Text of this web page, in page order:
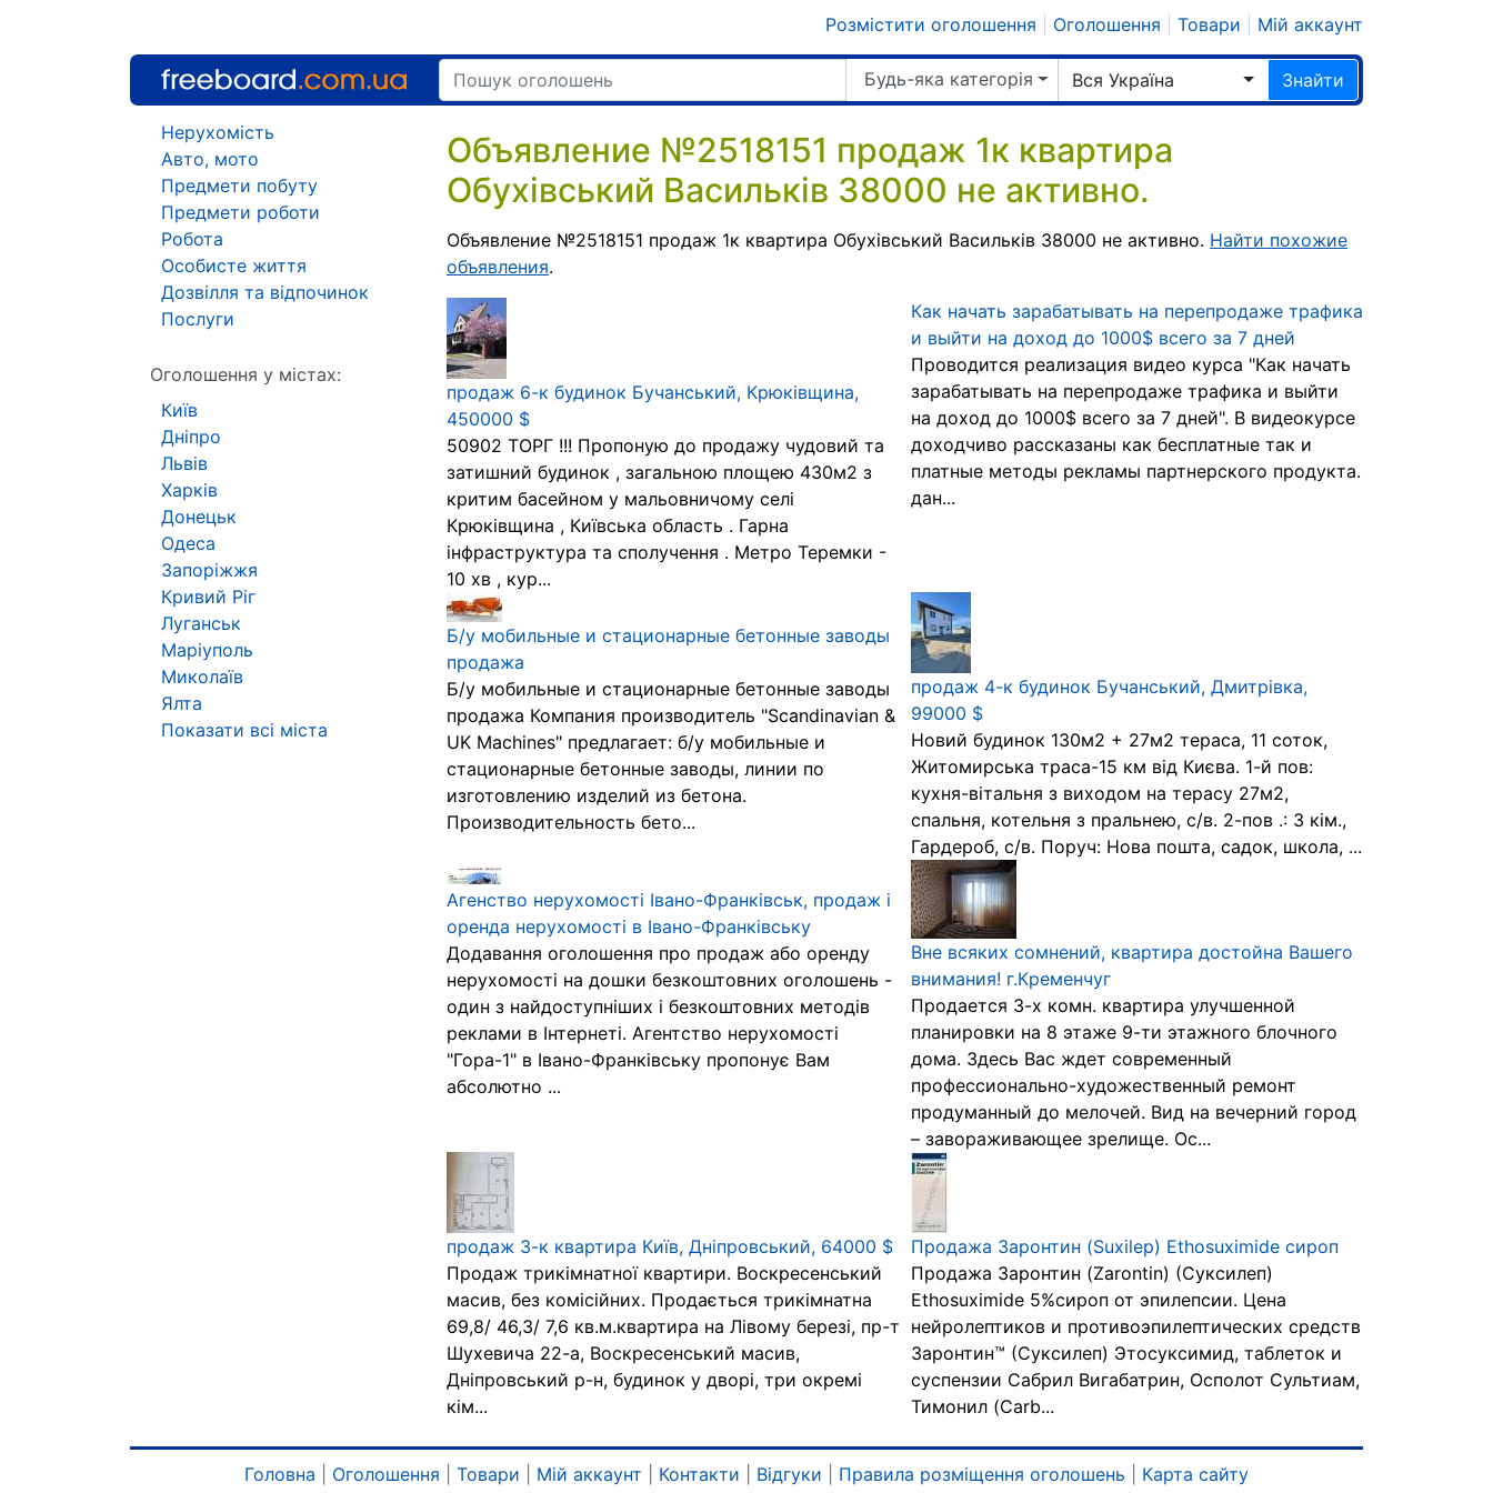
Розмістити оголошення Оголошення Товари Мій аккаунт
Будь-яка категорія Вся Україна Знайти
Объявление №2518151 продаж 1к квартира
Обухівський Васильків 38000 не активно.
Объявление №2518151 продаж 1к квартира Обухівський Васильків 38000 не активно. Найти похожие
объявления.
продаж 6-к будинок Бучанський, Крюківщина,
450000 $
50902 ТОРГ !!! Пропоную до продажу чудовий та
затишний будинок , загальною площею 430м2 з
критим басейном у мальовничому селі
Крюківщина , Київська область . Гарна
інфраструктура та сполучення . Метро Теремки -
10 хв , кур...
Как начать зарабатывать на перепродаже трафика
и выйти на доход до 1000$ всего за 7 дней
Проводится реализация видео курса "Как начать
зарабатывать на перепродаже трафика и выйти
на доход до 1000$ всего за 7 дней". В видеокурсе
доходчиво рассказаны как бесплатные так и
платные методы рекламы партнерского продукта.
дан...
Б/у мобильные и стационарные бетонные заводы
продажа
Б/у мобильные и стационарные бетонные заводы
продажа Компания производитель "Scandinavian &
UK Machines" предлагает: б/у мобильные и
стационарные бетонные заводы, линии по
изготовлению изделий из бетона.
Производительность бето...
продаж 4-к будинок Бучанський, Дмитрівка,
99000 $
Новий будинок 130м2 + 27м2 тераса, 11 соток,
Житомирська траса-15 км від Києва. 1-й пов:
кухня-вітальня з виходом на терасу 27м2,
спальня, котельня з пральнею, с/в. 2-пов .: 3 кім.,
Гардероб, с/в. Поруч: Нова пошта, садок, школа, ...
Агенство нерухомості Івано-Франківськ, продаж і
оренда нерухомості в Івано-Франківську
Додавання оголошення про продаж або оренду
нерухомості на дошки безкоштовних оголошень -
один з найдоступніших і безкоштовних методів
реклами в Інтернеті. Агентство нерухомості
"Гора-1" в Івано-Франківську пропонує Вам
абсолютно ...
Вне всяких сомнений, квартира достойна Вашего
внимания! г.Кременчуг
Продается 3-х комн. квартира улучшенной
планировки на 8 этаже 9-ти этажного блочного
дома. Здесь Вас ждет современный
профессионально-художественный ремонт
продуманный до мелочей. Вид на вечерний город
– завораживающее зрелище. Ос...
продаж 3-к квартира Київ, Дніпровський, 64000 $
Продаж трикімнатної квартири. Воскресенський
масив, без комісійних. Продається трикімнатна
69,8/ 46,3/ 7,6 кв.м.квартира на Лівому березі, пр-т
Шухевича 22-а, Воскресенський масив,
Дніпровський р-н, будинок у дворі, три окремі
кім...
Продажа Заронтин (Suxilep) Ethosuximide сироп
Продажа Заронтин (Zarontin) (Суксилеп)
Ethosuximide 5%сироп от эпилепсии. Цена
нейролептиков и противоэпилептических средств
Заронтин™ (Суксилеп) Этосуксимид, таблеток и
суспензии Сабрил Вигабатрин, Осполот Сультиам,
Тимонил (Carb...
Нерухомість
Авто, мото
Предмети побуту
Предмети роботи
Робота
Особисте життя
Дозвілля та відпочинок
Послуги
Оголошення у містах:
Київ
Дніпро
Львів
Харків
Донецьк
Одеса
Запоріжжя
Кривий Ріг
Луганськ
Маріуполь
Миколаїв
Ялта
Показати всі міста
Головна Оголошення Товари Мій аккаунт Контакти Відгуки Правила розміщення оголошень Карта сайту